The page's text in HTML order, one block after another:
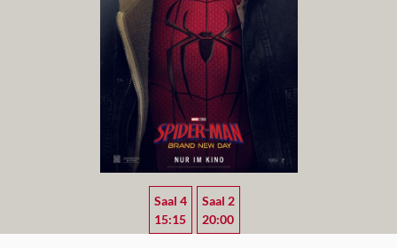
Saal 4
15:15
Saal 2
20:00